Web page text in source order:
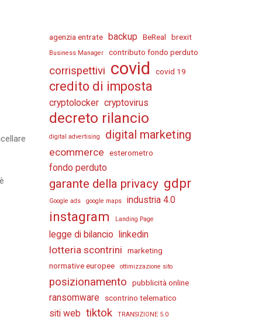
agenzia entrate backup BeReal brexit
Business Manager contributo fondo perduto
corrispettivi covid covid 19
credito di imposta
cryptolocker cryptovirus
decreto rilancio
digital advertising digital marketing
ecommerce esterometro
fondo perduto
garante della privacy gdpr
Google ads google maps industria 4.0
instagram Landing Page
legge di bilancio linkedin
lotteria scontrini
marketing
normative europee
ottimizzazione sito
posizionamento pubblicità online
ransomware scontrino telematico
siti web tiktok TRANSIZIONE 5.0